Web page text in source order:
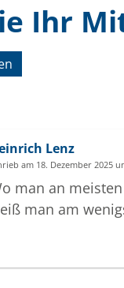
Ihr
Lenz
am 18. Dezember 2025
man an
man am